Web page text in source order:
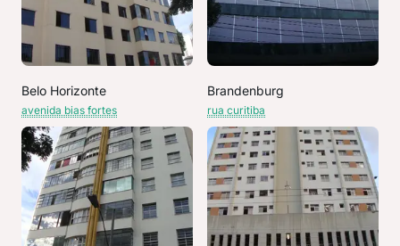
Belo Horizonte
avenida bias fortes
Brandenburg
rua curitiba